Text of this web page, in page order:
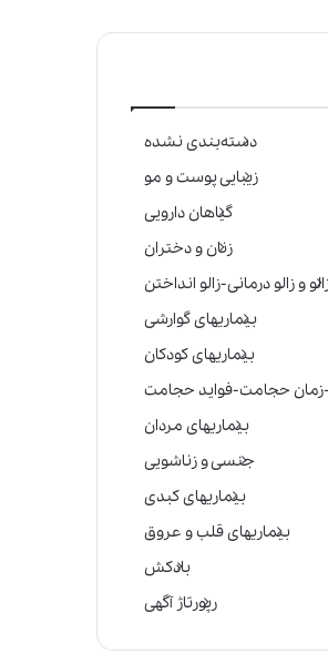
دسته‌بندی نشده
زیبایی پوست و مو
گیاهان دارویی
زنان و دختران
و زالو درمانی-زالو انداختن
بیماریهای گوارشی
بیماریهای کودکان
حجامت-فواید حجامت
بیماریهای مردان
جنسی و زناشویی
بیماریهای کبدی
بیماریهای قلب و عروق
بادکش
رپورتاژ آگهی